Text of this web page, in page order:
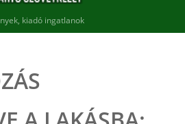
kiadó ingatlanok